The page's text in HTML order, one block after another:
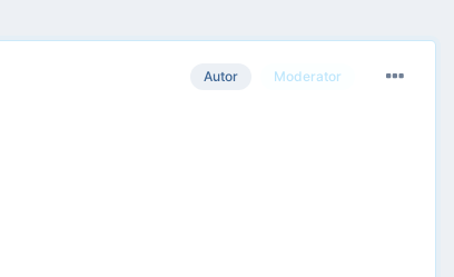
Autor Moderator